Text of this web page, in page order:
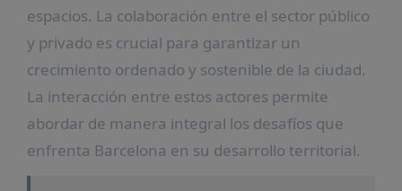
espacios. La colaboración entre el sector público
y privado es crucial para garantizar un
crecimiento ordenado y sostenible de la ciudad.
La interacción entre estos actores permite
abordar de manera integral los desafíos que
enfrenta Barcelona en su desarrollo territorial.